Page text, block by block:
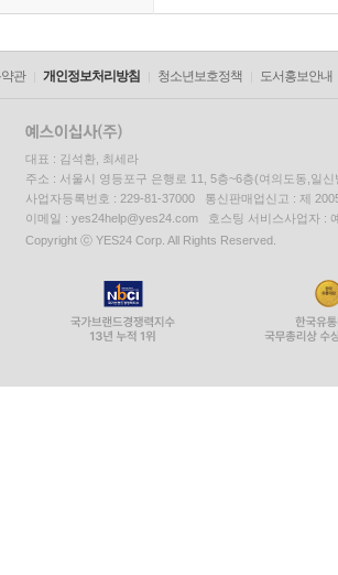
관 개인정보처리방침 청소년보호정책 도서홍보안내
대표 : 김석환, 최세라
주소 : 서울시 영등포구 은행로 11, 5층~6층(여의도동,일신
사업자등록번호 : 229-81-37000 통신판매업신고 : 제
이메일 : yes24help@yes24.com 호스팅 서비스사업자 :
Copyright ⓒ YES24 Corp. All Rights Reserved.